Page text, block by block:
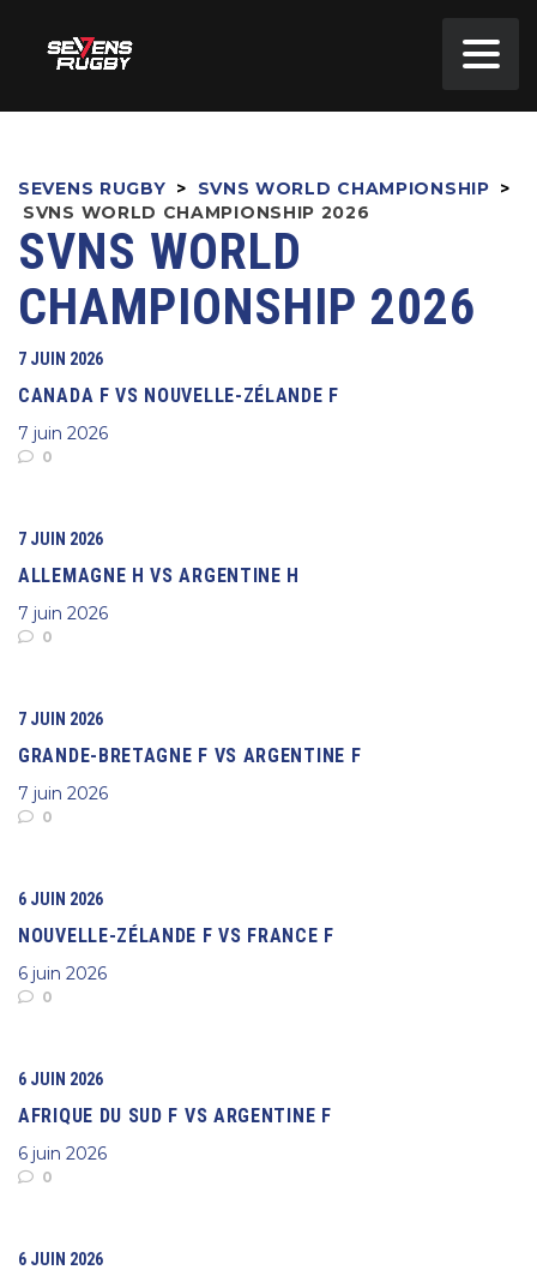
SEVENS RUGBY > SVNS WORLD CHAMPIONSHIP >
SVNS WORLD CHAMPIONSHIP 2026
SVNS WORLD
CHAMPIONSHIP 2026
7 JUIN 2026
CANADA F VS NOUVELLE-ZÉLANDE F
7 juin 2026
0
7 JUIN 2026
ALLEMAGNE H VS ARGENTINE H
7 juin 2026
0
7 JUIN 2026
GRANDE-BRETAGNE F VS ARGENTINE F
7 juin 2026
0
6 JUIN 2026
NOUVELLE-ZÉLANDE F VS FRANCE F
6 juin 2026
0
6 JUIN 2026
AFRIQUE DU SUD F VS ARGENTINE F
6 juin 2026
0
6 JUIN 2026